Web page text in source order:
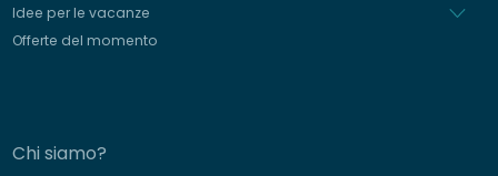
Idee per le vacanze
Offerte del momento
Chi siamo?